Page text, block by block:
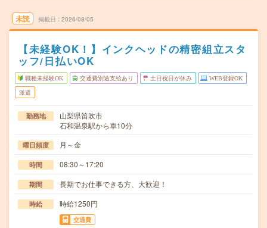
未読 掲載日 2026/08/05
【未経験OK！】インクヘッドの精密組立スタ
ッフ/日払いOK
職種未経験OK 交通費別途支給あり 土日祝日が休み WEB登録OK
派遣
勤務地
山梨県笛吹市
石和温泉駅から車10分
曜日頻度 月～金
時間 08:30～17:20
期間 長期でお仕事できる方、大歓迎！
時給 時給1250円
交通費